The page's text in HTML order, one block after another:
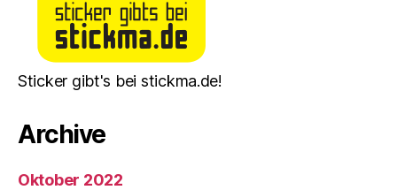
Sticker gibt's bei stickma.de!
Archive
Oktober 2022